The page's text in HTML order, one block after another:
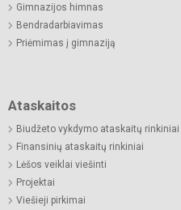
Gimnazijos himnas
Bendradarbiavimas
Priėmimas į gimnaziją
Ataskaitos
Biudžeto vykdymo ataskaitų rinkiniai
Finansinių ataskaitų rinkiniai
Lėšos veiklai viešinti
Projektai
Viešieji pirkimai